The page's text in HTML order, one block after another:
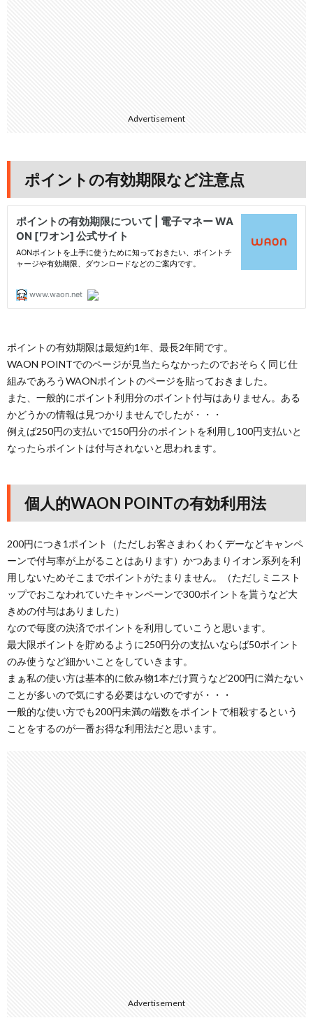
Advertisement
ポイントの有効期限など注意点
ポイントの有効期限は最短約1年、最長2年間です。
WAON POINTでのページが見当たらなかったのでおそらく同じ仕
組みであろうWAONポイントのページを貼っておきました。
また、一般的にポイント利用分のポイント付与はありません。ある
かどうかの情報は見つかりませんでしたが・・・
例えば250円の支払いで150円分のポイントを利用し100円支払いと
なったらポイントは付与されないと思われます。
個人的WAON POINTの有効利用法
200円につき1ポイント（ただしお客さまわくわくデーなどキャンペ
ーンで付与率が上がることはあります）かつあまりイオン系列を利
用しないためそこまでポイントがたまりません。（ただしミニスト
ップでおこなわれていたキャンペーンで300ポイントを貰うなど大
きめの付与はありました）
なので毎度の決済でポイントを利用していこうと思います。
最大限ポイントを貯めるように250円分の支払いならば50ポイント
のみ使うなど細かいことをしていきます。
まぁ私の使い方は基本的に飲み物1本だけ買うなど200円に満たない
ことが多いので気にする必要はないのですが・・・
一般的な使い方でも200円未満の端数をポイントで相殺するという
ことをするのが一番お得な利用法だと思います。
Advertisement